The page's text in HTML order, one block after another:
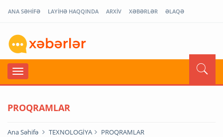
ANA SƏHİFƏ LAYİHƏ HAQQINDA ARXİV XƏBƏRLƏR ƏLAQƏ
PROQRAMLAR
Ana Səhifə TEXNOLOGİYA PROQRAMLAR